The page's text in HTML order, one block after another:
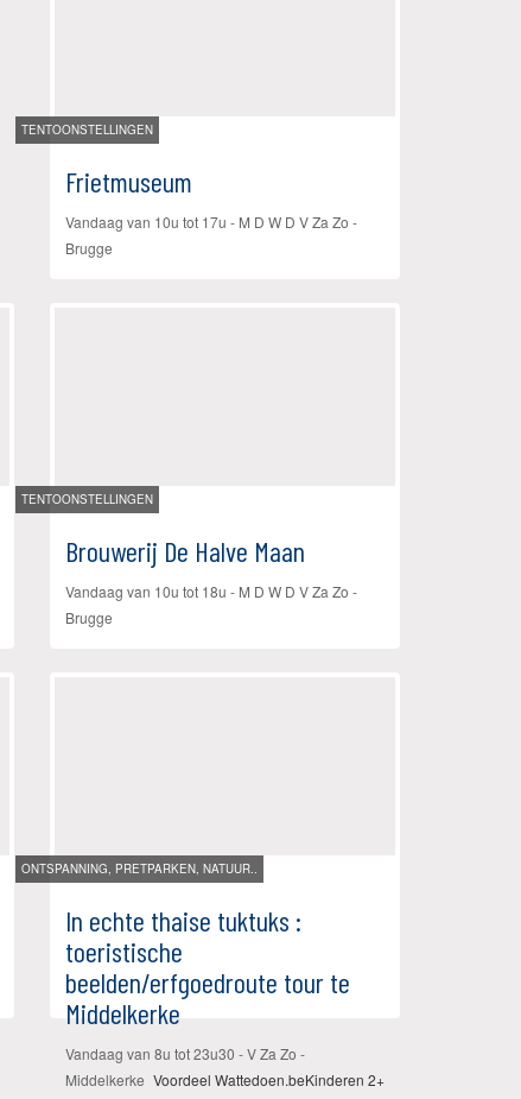
TENTOONSTELLINGEN
Frietmuseum
Vandaag van 10u tot 17u - M D W D V Za Zo -
Brugge
TENTOONSTELLINGEN
Brouwerij De Halve Maan
Vandaag van 10u tot 18u - M D W D V Za Zo -
Brugge
ONTSPANNING, PRETPARKEN, NATUUR..
In echte thaise tuktuks :
toeristische
beelden/erfgoedroute tour te
Middelkerke
Vandaag van 8u tot 23u30 - V Za Zo -
Middelkerke Voordeel Wattedoen.beKinderen 2+